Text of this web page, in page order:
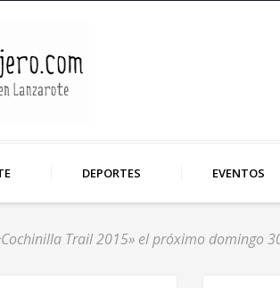
DEPORTES EVENTOS
Trail 2015» el próximo domingo